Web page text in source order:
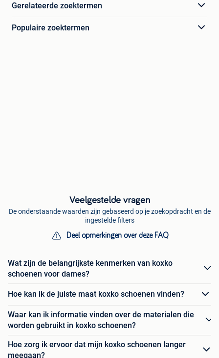
Gerelateerde zoektermen
Populaire zoektermen
Veelgestelde vragen
De onderstaande waarden zijn gebaseerd op je zoekopdracht en de
ingestelde filters
Deel opmerkingen over deze FAQ
Wat zijn de belangrijkste kenmerken van koxko
schoenen voor dames?
Hoe kan ik de juiste maat koxko schoenen vinden?
Waar kan ik informatie vinden over de materialen die
worden gebruikt in koxko schoenen?
Hoe zorg ik ervoor dat mijn koxko schoenen langer
meegaan?